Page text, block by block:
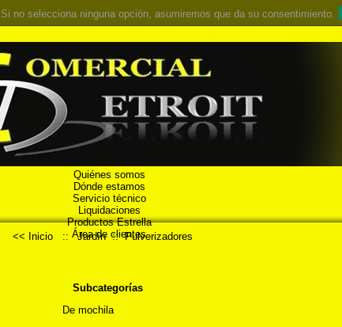
Si no selecciona ninguna opción, asumiremos que da su consentimiento.
Quiénes somos
Dónde estamos
Servicio técnico
Liquidaciones
Productos Estrella
Área de clientes
<< Inicio :: Jardín :: Pulverizadores
Subcategorías
De mochila